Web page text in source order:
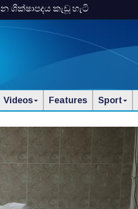
ශික්ෂාපදය කැඩූ හැටි
Videos Features Sport